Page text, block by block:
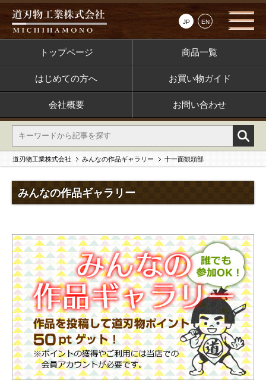
JP EN
トップページ 商品一覧
はじめての方へ お買い物ガイド
会社概要 お問い合わせ
道刃物工業株式会社 みんなの作品ギャラリー 十一面観頭部
みんなの作品ギャラリー